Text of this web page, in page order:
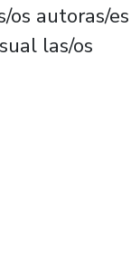
os autoras/
las/os
de Pía